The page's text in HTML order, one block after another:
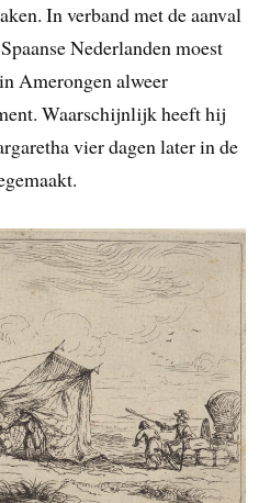
In verband met de aanval
Nederlanden moest
Amerongen alweer
Waarschijnlijk heeft hij
vier dagen later in de